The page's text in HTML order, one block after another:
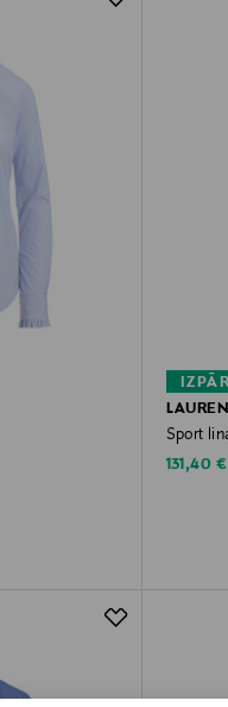
Sport
131,40 €